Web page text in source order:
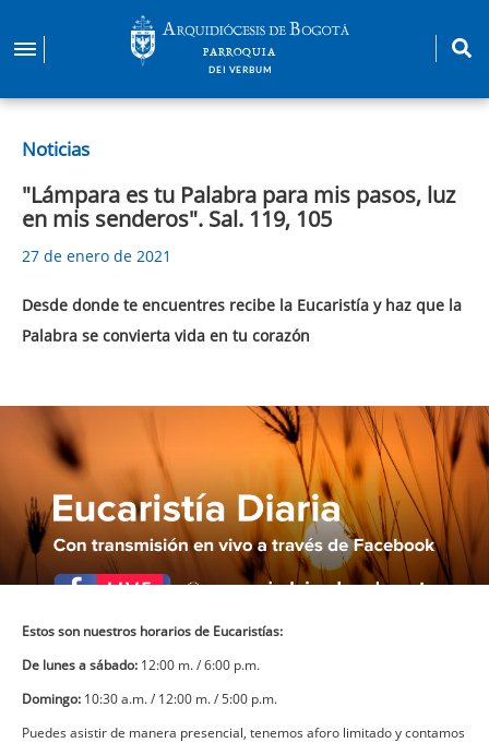
contenido
PARROQUIA
DEI VERBUM
Noticias
"Lámpara es tu Palabra para mis pasos, luz
en mis senderos". Sal. 119, 105
27 de enero de 2021
Desde donde te encuentres recibe la Eucaristía y haz que la
Palabra se convierta vida en tu corazón
Estos son nuestros horarios de Eucaristías:
De lunes a sábado: 12:00 m. / 6:00 p.m.
Domingo: 10:30 a.m. / 12:00 m. / 5:00 p.m.
Puedes asistir de manera presencial, tenemos aforo limitado y contamos